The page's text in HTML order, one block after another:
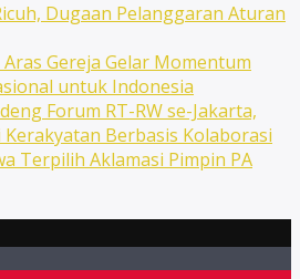
Dugaan Pelanggaran Aturan
Gereja Gelar Momentum
untuk Indonesia
Forum RT-RW se-Jakarta,
Berbasis Kolaborasi
Terpilih Aklamasi Pimpin PA